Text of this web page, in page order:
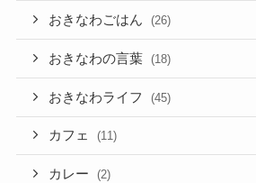
おきなわごはん (26)
おきなわの言葉 (18)
おきなわライフ (45)
カフェ (11)
カレー (2)